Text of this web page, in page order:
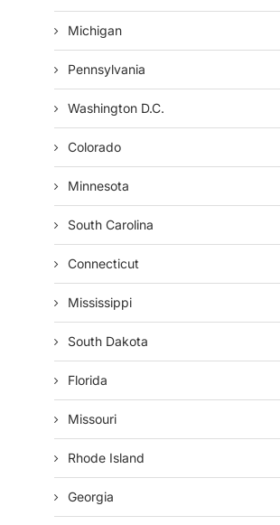
Michigan
Pennsylvania
Washington D.c.
Colorado
Minnesota
South Carolina
Connecticut
Mississippi
South Dakota
Florida
Missouri
Rhode Island
Georgia